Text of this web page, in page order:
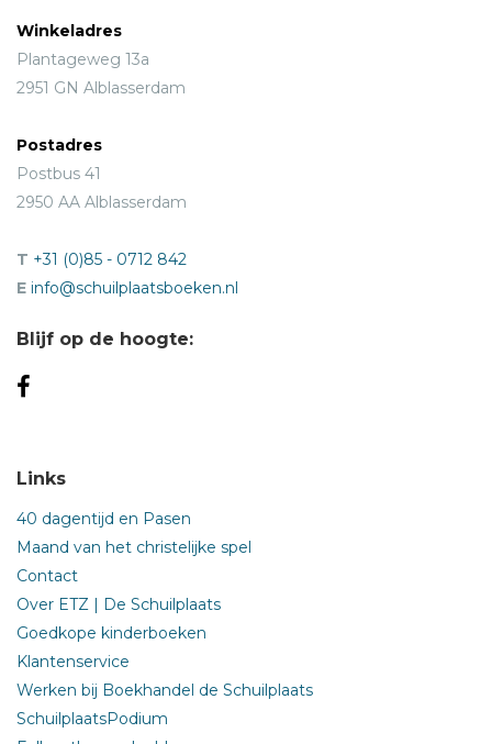
Winkeladres
Plantageweg 13a
2951 GN Alblasserdam
Postadres
Postbus 41
2950 AA Alblasserdam
T +31 (0)85 - 0712 842
E info@schuilplaatsboeken.nl
Blijf op de hoogte:
Links
40 dagentijd en Pasen
Maand van het christelijke spel
Contact
Over ETZ | De Schuilplaats
Goedkope kinderboeken
Klantenservice
Werken bij Boekhandel de Schuilplaats
SchuilplaatsPodium